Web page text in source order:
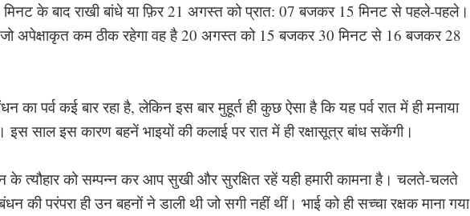
के बाद राखी बांधे या फ़िर 21 अगस्त को प्रात: 07 बजकर 15 मिनट से पहले-पहले।
अपेक्षाकृत कम ठीक रहेगा वह है 20 अगस्त को 15 बजकर 30 मिनट से 16 बजकर 28
का पर्व कई बार रहा है, लेकिन इस बार मुहूर्त ही कुछ ऐसा है कि यह पर्व रात में ही मनाया
इस साल इस कारण बहनें भाइयों की कलाई पर रात में ही रक्षासूत्र बांध सकेंगी।
के त्यौहार को सम्पन्न कर आप सुखी और सुरक्षित रहें यही हमारी कामना है। चलते-चलते
की परंपरा ही उन बहनों ने डाली थी जो सगी नहीं थीं। भाई को ही सच्चा रक्षक माना गया